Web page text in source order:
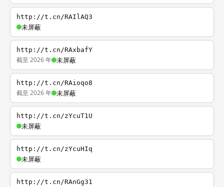
http://t.cn/RAIlAQ3
未屏蔽
http://t.cn/RAxbafY
截至 2026 年 未屏蔽
http://t.cn/RAioqo8
截至 2026 年 未屏蔽
http://t.cn/zYcuT1U
未屏蔽
http://t.cn/zYcuHIq
未屏蔽
http://t.cn/RAnGg31